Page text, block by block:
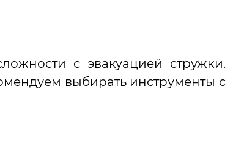
с эвакуацией стружки.
выбирать инструменты с